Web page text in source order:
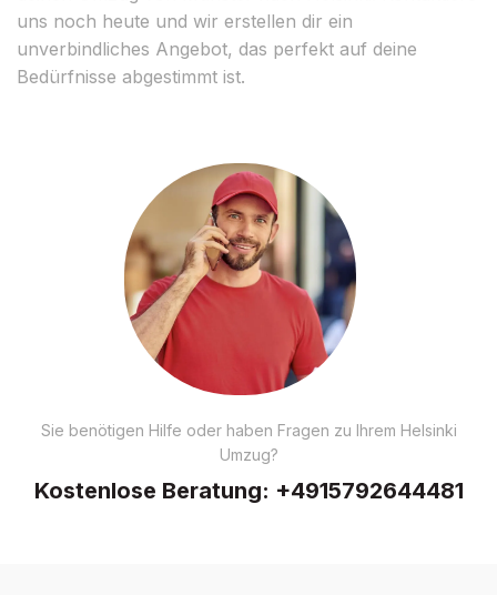
uns noch heute und wir erstellen dir ein
unverbindliches Angebot, das perfekt auf deine
Bedürfnisse abgestimmt ist.
Sie benötigen Hilfe oder haben Fragen zu Ihrem Helsinki
Umzug?
Kostenlose Beratung: +4915792644481